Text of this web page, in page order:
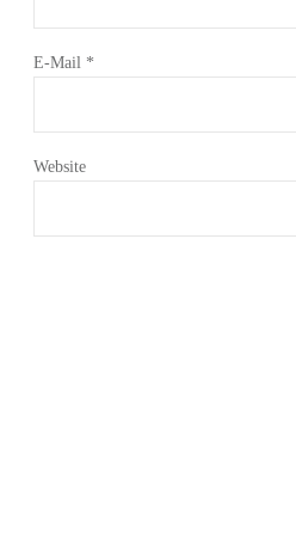
E-Mail *
Website